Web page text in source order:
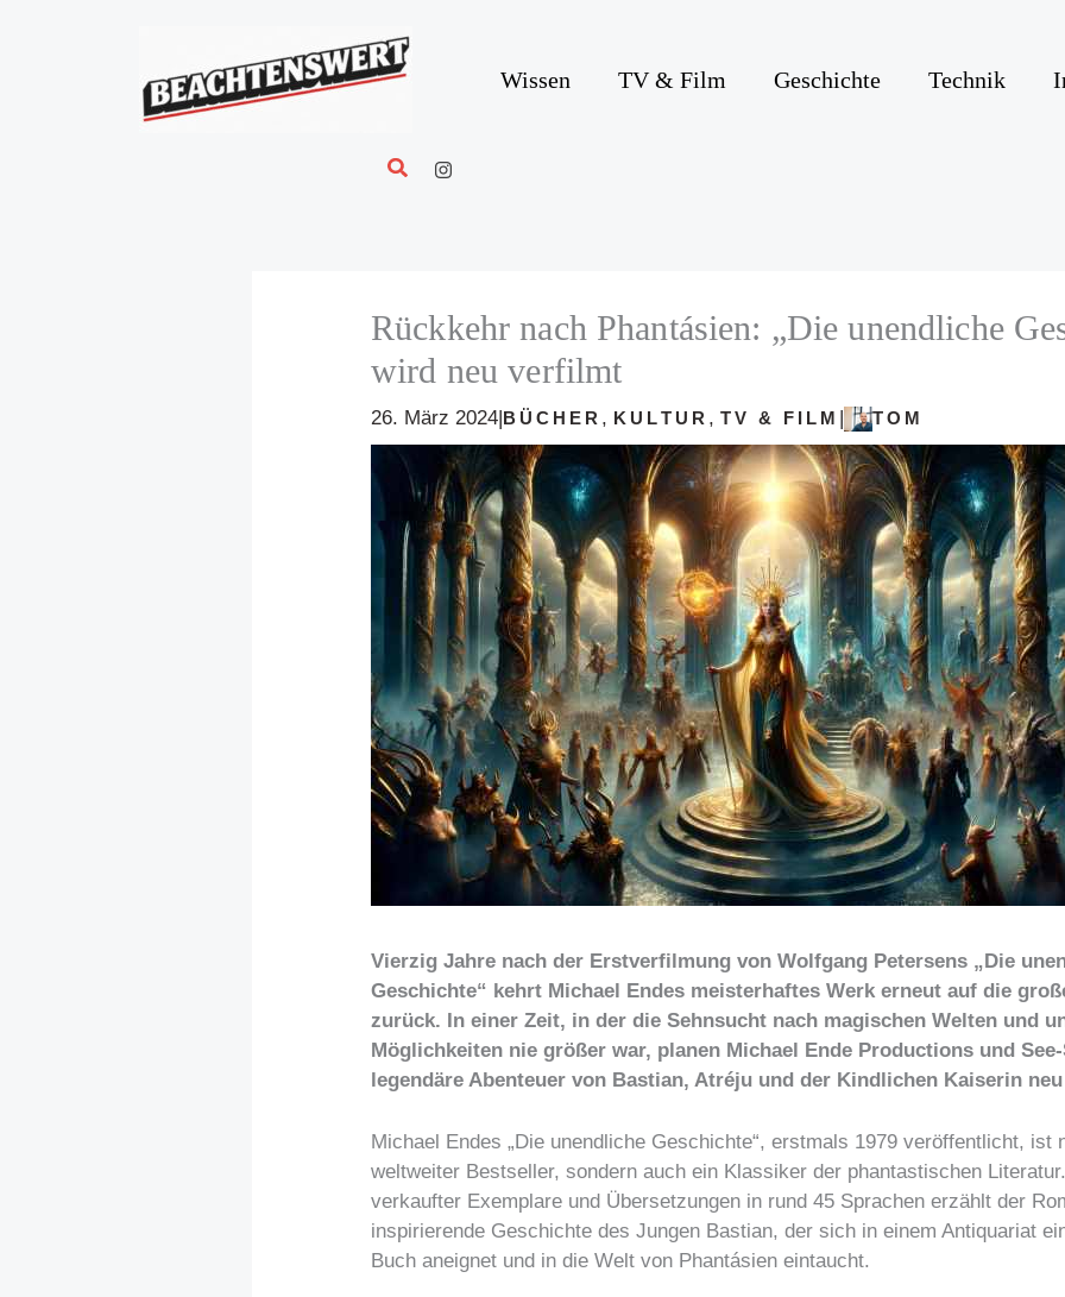
Wissen TV & Film Geschichte Technik
Suchen
Rückkehr nach Phantásien: „Die unendliche
wird neu verfilmt
26. März 2024|BÜCHER , KULTUR , TV & FILM | TOM
Vierzig Jahre nach der Erstverfilmung von Wolfgang Petersens „Die
Geschichte“ kehrt Michael Endes meisterhaftes Werk erneut auf die
zurück. In einer Zeit, in der die Sehnsucht nach magischen Welten und
Möglichkeiten nie größer war, planen Michael Ende Productions und
legendäre Abenteuer von Bastian, Atréju und der Kindlichen Kaiserin
Michael Endes „Die unendliche Geschichte“, erstmals 1979 veröffentlicht, ist
weltweiter Bestseller, sondern auch ein Klassiker der phantastischen
verkaufter Exemplare und Übersetzungen in rund 45 Sprachen erzählt der
inspirierende Geschichte des Jungen Bastian, der sich in einem Antiquariat
Buch aneignet und in die Welt von Phantásien eintaucht.